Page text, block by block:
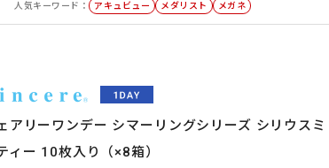
人気キーワード： アキュビュー メダリスト メガネ
アリーワンデー シマーリングシリーズ シリウスミ
ィー 10枚入り（×8箱）